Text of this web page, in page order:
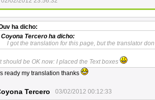
ha dicho:
Coyona Tercero ha dicho:
I got the translation for this page, but the translator
should be OK now: I placed the Text boxes
ready my translation thanks
Tercero 03/02/2012 00:12:33